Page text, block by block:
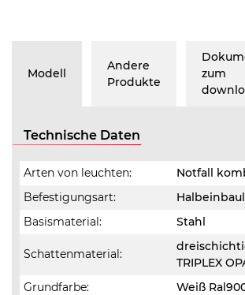
Modell
Andere
Produkte
zum
Technische Daten
Arten von leuchten:
Notfall
Befestigungsart:
Basismaterial:
Stahl
Schattenmaterial:
TRIPLEX
Grundfarbe:
Weiß